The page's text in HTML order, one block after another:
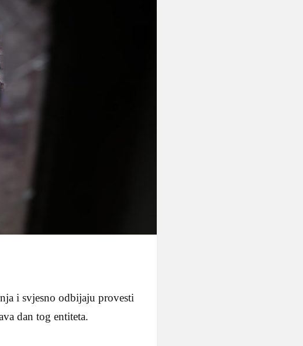
i svjesno odbijaju provesti
dan tog entiteta.